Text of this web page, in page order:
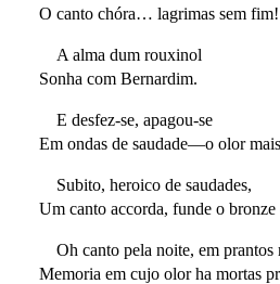
O canto chóra… lagrimas sem fim!
A alma dum rouxinol
Sonha com Bernardim.
E desfez-se, apagou-se
Em ondas de saudade—o olor
Subito, heroico de saudades,
Um canto accorda, funde o bronze
Oh canto pela noite, em prantos
Memoria em cujo olor ha mortas